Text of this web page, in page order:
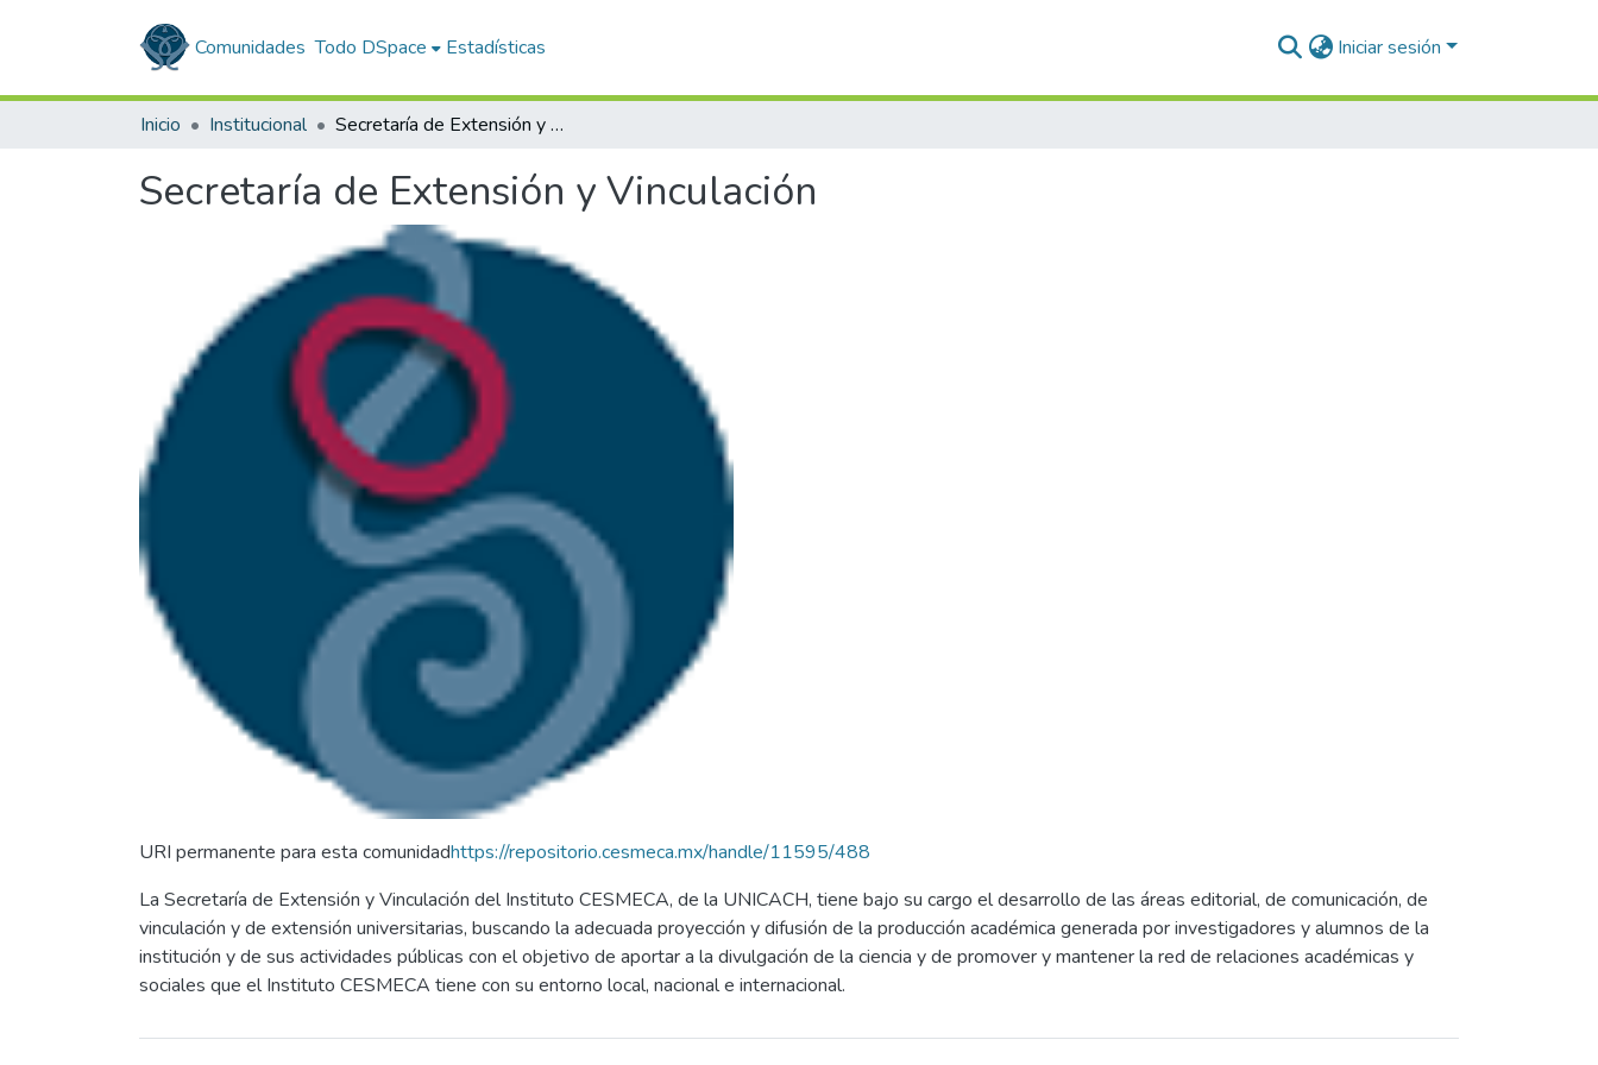
Comunidades Todo DSpace Estadísticas Iniciar sesión
Inicio Institucional Secretaría de Extensión y Vinculación
Secretaría de Extensión y Vinculación
URI permanente para esta comunidadhttps://repositorio.cesmeca.mx/handle/11595/488
La Secretaría de Extensión y Vinculación del Instituto CESMECA, de la UNICACH, tiene bajo su cargo el desarrollo de las áreas editorial, de comunicación, de
vinculación y de extensión universitarias, buscando la adecuada proyección y difusión de la producción académica generada por investigadores y alumnos de la
institución y de sus actividades públicas con el objetivo de aportar a la divulgación de la ciencia y de promover y mantener la red de relaciones académicas y
sociales que el Instituto CESMECA tiene con su entorno local, nacional e internacional.